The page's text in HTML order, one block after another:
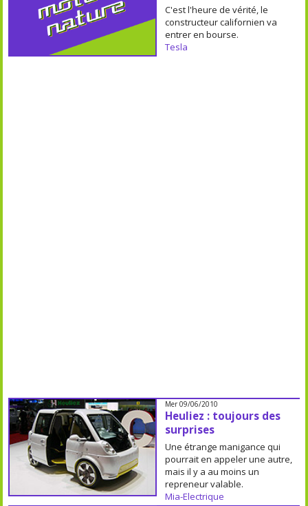
C'est l'heure de vérité, le
constructeur californien va
entrer en bourse.
Tesla
Mer 09/06/2010
Heuliez : toujours des
surprises
Une étrange manigance qui
pourrait en appeler une autre,
mais il y a au moins un
repreneur valable.
Mia-Electrique